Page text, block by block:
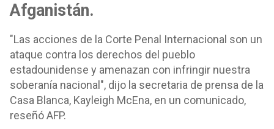
Afganistán.
"Las acciones de la Corte Penal Internacional son un
ataque contra los derechos del pueblo
estadounidense y amenazan con infringir nuestra
soberanía nacional", dijo la secretaria de prensa de la
Casa Blanca, Kayleigh McEna, en un comunicado,
reseñó AFP.